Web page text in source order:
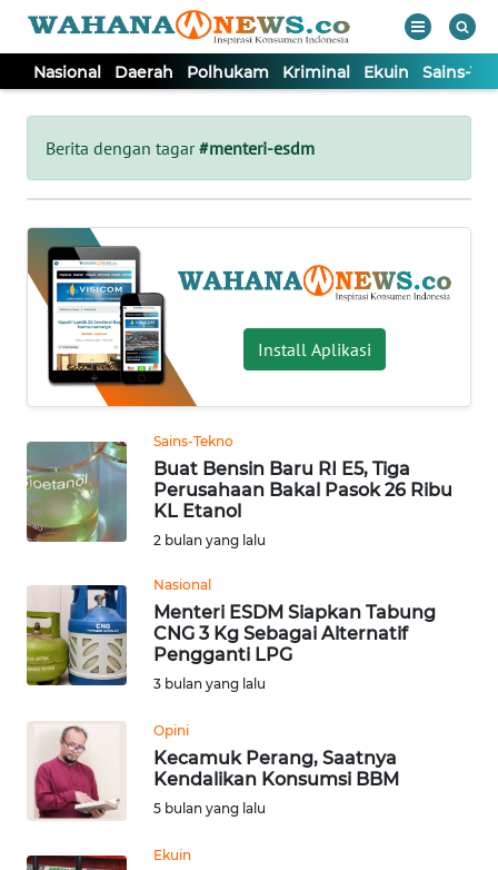
Nasional Daerah Polhukam Kriminal Ekuin Sains-
Berita dengan tagar#menteri-esdm
Install Aplikasi
Sains-Tekno
Buat Bensin Baru RI E5, Tiga
Perusahaan Bakal Pasok 26 Ribu
KL Etanol
2 bulan yang lalu
Nasional
Menteri ESDM Siapkan Tabung
CNG 3 Kg Sebagai Alternatif
Pengganti LPG
3 bulan yang lalu
Opini
Kecamuk Perang, Saatnya
Kendalikan Konsumsi BBM
5 bulan yang lalu
Ekuin
Tutup
NASIONAL
DAERAH
POLHUKAM
KRIMINAL
EKUIN
SAINS-TEKNO
INTERNASIONAL
PENDIDIKAN
OLAHRAGA